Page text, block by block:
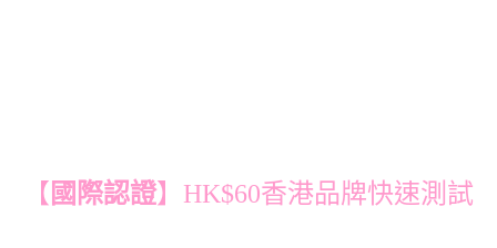
【 國際認證】HK$60香港品牌快速測試